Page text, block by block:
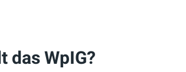
das WpIG?